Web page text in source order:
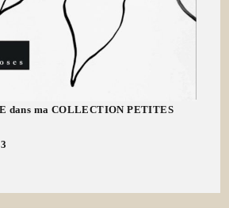
dans ma COLLECTION PETITES